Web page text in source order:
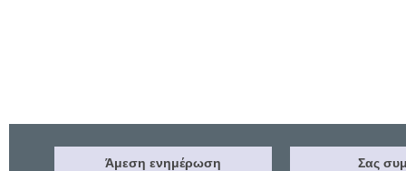
Άμεση ενημέρωση Σας